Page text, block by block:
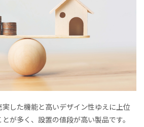
した機能と高いデザイン性ゆえに上位
が多く、設置の値段が高い製品です。